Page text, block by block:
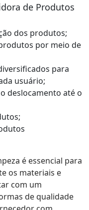
de Produtos
dos produtos;
por meio de
para
usuário;
deslocamento até o
é essencial para
os materiais e
com um
de qualidade